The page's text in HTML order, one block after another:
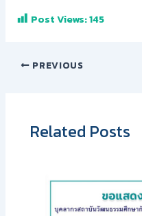
Post Views:145
PREVIOUS
Related Posts